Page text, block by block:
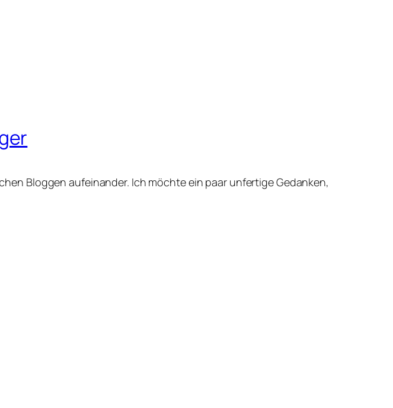
Bloggen aufeinander. Ich möchte ein paar unfertige Gedanken,